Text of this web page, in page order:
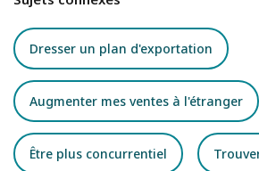
Dresser un plan d'exportation
Augmenter mes ventes à l'étranger
Être plus concurrentiel